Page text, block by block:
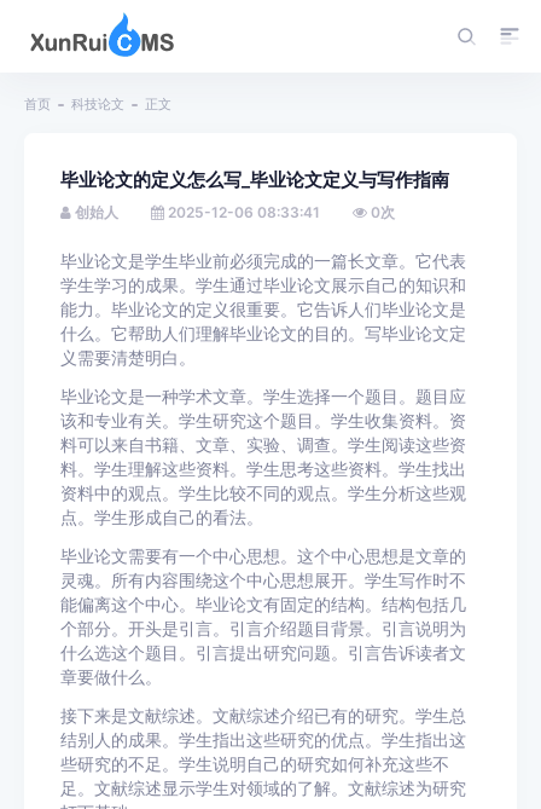
首页 科技论文 正文
毕业论文的定义怎么写_毕业论文定义与写作指南
创始人 2025-12-06 08:33:41 0次
毕业论文是学生毕业前必须完成的一篇长文章。它代表
学生学习的成果。学生通过毕业论文展示自己的知识和
能力。毕业论文的定义很重要。它告诉人们毕业论文是
什么。它帮助人们理解毕业论文的目的。写毕业论文定
义需要清楚明白。
毕业论文是一种学术文章。学生选择一个题目。题目应
该和专业有关。学生研究这个题目。学生收集资料。资
料可以来自书籍、文章、实验、调查。学生阅读这些资
料。学生理解这些资料。学生思考这些资料。学生找出
资料中的观点。学生比较不同的观点。学生分析这些观
点。学生形成自己的看法。
毕业论文需要有一个中心思想。这个中心思想是文章的
灵魂。所有内容围绕这个中心思想展开。学生写作时不
能偏离这个中心。毕业论文有固定的结构。结构包括几
个部分。开头是引言。引言介绍题目背景。引言说明为
什么选这个题目。引言提出研究问题。引言告诉读者文
章要做什么。
接下来是文献综述。文献综述介绍已有的研究。学生总
结别人的成果。学生指出这些研究的优点。学生指出这
些研究的不足。学生说明自己的研究如何补充这些不
足。文献综述显示学生对领域的了解。文献综述为研究